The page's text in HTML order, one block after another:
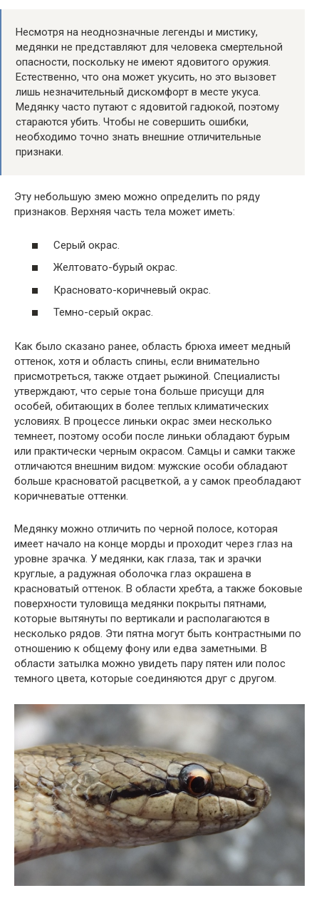
Несмотря на неоднозначные легенды и мистику,
медянки не представляют для человека смертельной
опасности, поскольку не имеют ядовитого оружия.
Естественно, что она может укусить, но это вызовет
лишь незначительный дискомфорт в месте укуса.
Медянку часто путают с ядовитой гадюкой, поэтому
стараются убить. Чтобы не совершить ошибки,
необходимо точно знать внешние отличительные
признаки.
Эту небольшую змею можно определить по ряду
признаков. Верхняя часть тела может иметь:
Серый окрас.
Желтовато-бурый окрас.
Красновато-коричневый окрас.
Темно-серый окрас.
Как было сказано ранее, область брюха имеет медный
оттенок, хотя и область спины, если внимательно
присмотреться, также отдает рыжиной. Специалисты
утверждают, что серые тона больше присущи для
особей, обитающих в более теплых климатических
условиях. В процессе линьки окрас змеи несколько
темнеет, поэтому особи после линьки обладают бурым
или практически черным окрасом. Самцы и самки также
отличаются внешним видом: мужские особи обладают
больше красноватой расцветкой, а у самок преобладают
коричневатые оттенки.
Медянку можно отличить по черной полосе, которая
имеет начало на конце морды и проходит через глаз на
уровне зрачка. У медянки, как глаза, так и зрачки
круглые, а радужная оболочка глаз окрашена в
красноватый оттенок. В области хребта, а также боковые
поверхности туловища медянки покрыты пятнами,
которые вытянуты по вертикали и располагаются в
несколько рядов. Эти пятна могут быть контрастными по
отношению к общему фону или едва заметными. В
области затылка можно увидеть пару пятен или полос
темного цвета, которые соединяются друг с другом.